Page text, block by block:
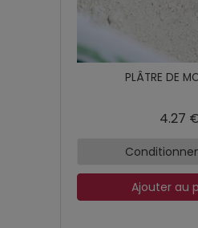
PLÂTRE DE
4.27
Ajouter au